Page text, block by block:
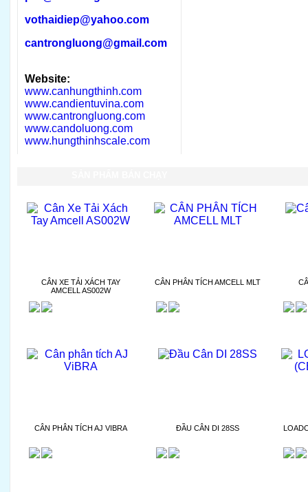
vothaidiep@yahoo.com
cantrongluong@gmail.com
Website:
www.canhungthinh.com
www.candientuvina.com
www.cantrongluong.com
www.candoluong.com
www.hungthinhscale.com
CÂN XE TẢI XÁCH TAY
AMCELL AS002W
CÂN PHÂN TÍCH AMCELL MLT
CÂN PHÂN TÍCH AJ VIBRA ĐẦU CÂN DI 28SS